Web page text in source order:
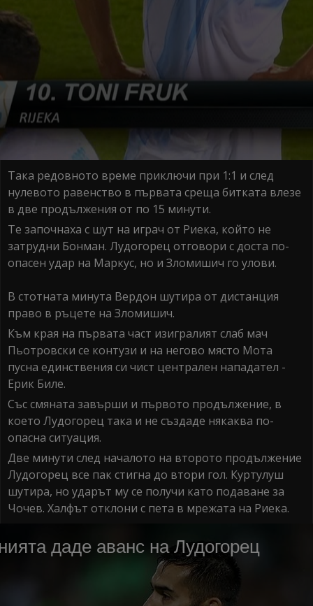
Така редовното време приключи при 1:1 и след
нулевото равенство в първата среща битката влезе
в две продължения от по 15 минути.
Те започнаха с шут на играч от Риека, който не
затрудни Бонман. Лудогорец отговори с доста по-
опасен удар на Маркус, но и Зломишич го улови.
В стотната минута Вердон шутира от дистанция
право в ръцете на Зломишич.
Към края на първата част изигралият слаб мач
Пьотровски се контузи и на негово място Мота
пусна единствения си чист централен нападател -
Ерик Биле.
Със смяната завърши и първото продължение, в
което Лудогорец така и не създаде някаква по-
опасна ситуация.
Две минути след началото на второто продължение
Лудогорец все пак стигна до втори гол. Куртулуш
шутира, но ударът му се получи като подаване за
Чочев. Халфът отклони с пета в мрежата на Риека.